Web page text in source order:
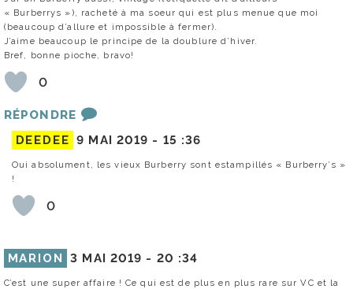
« Burberrys »), racheté à ma soeur qui est plus menue que moi
(beaucoup d’allure et impossible à fermer).
J’aime beaucoup le principe de la doublure d’hiver.
Bref, bonne pioche, bravo!
0
RÉPONDRE
DEEDEE 9 MAI 2019 - 15 :36
Oui absolument, les vieux Burberry sont estampillés « Burberry’s »
!
0
MARION 3 MAI 2019 - 20 :34
C’est une super affaire ! Ce qui est de plus en plus rare sur VC et la